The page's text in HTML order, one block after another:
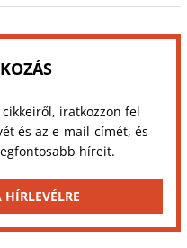
iratkozzon fel
és az e-mail-címét, és
híreit.